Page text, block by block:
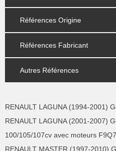
Références Origine
Références Fabricant
Autres Références
RENAULT LAGUNA (1994-2001)
RENAULT LAGUNA (2001-2007)
100/105/107cv avec moteurs
RENAULT MASTER (1997-2010)